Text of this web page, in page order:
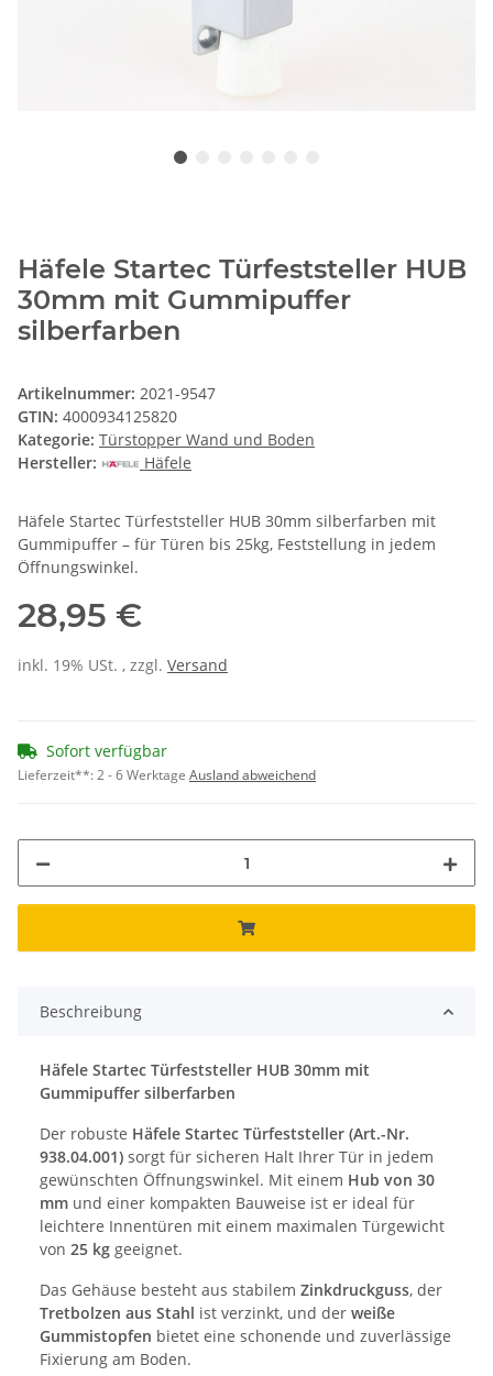
Häfele Startec Türfeststeller HUB
30mm mit Gummipuffer
silberfarben
Artikelnummer: 2021-9547
GTIN: 4000934125820
Kategorie: Türstopper Wand und Boden
Hersteller:
Häfele
Häfele Startec Türfeststeller HUB 30mm silberfarben mit
Gummipuffer – für Türen bis 25kg, Feststellung in jedem
Öffnungswinkel.
28,95 €
inkl. 19% USt. , zzgl. Versand
Sofort verfügbar
Lieferzeit**:2 - 6 Werktage Ausland abweichend
Beschreibung
Häfele Startec Türfeststeller HUB 30mm mit
Gummipuffer silberfarben
Der robuste Häfele Startec Türfeststeller (Art.-Nr.
938.04.001) sorgt für sicheren Halt Ihrer Tür in jedem
gewünschten Öffnungswinkel. Mit einem Hub von 30
mm und einer kompakten Bauweise ist er ideal für
leichtere Innentüren mit einem maximalen Türgewicht
von 25 kg geeignet.
Das Gehäuse besteht aus stabilem Zinkdruckguss, der
Tretbolzen aus Stahl ist verzinkt, und der weiße
Gummistopfen bietet eine schonende und zuverlässige
Fixierung am Boden.